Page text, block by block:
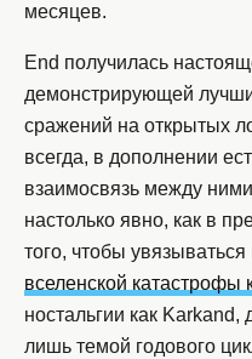
месяцев.
End получилась
демонстрирующей
сражений на открытых
всегда, в дополнении
взаимосвязь между
настолько явно, как в
того, чтобы
вселенской катастрофы
ностальгии как
лишь темой годового